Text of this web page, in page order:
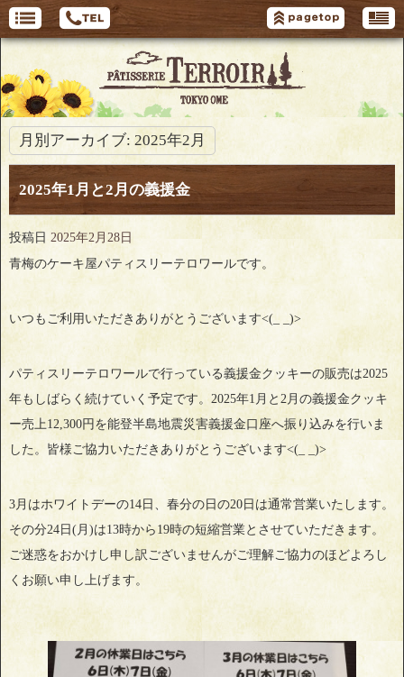
月別アーカイブ: 2025年2月
2025年1月と2月の義援金
投稿日 2025年2月28日
青梅のケーキ屋パティスリーテロワールです。
いつもご利用いただきありがとうございます<(_ _)>
パティスリーテロワールで行っている義援金クッキーの販売は2025
年もしばらく続けていく予定です。2025年1月と2月の義援金クッキ
ー売上12,300円を能登半島地震災害義援金口座へ振り込みを行いま
した。皆様ご協力いただきありがとうございます<(_ _)>
3月はホワイトデーの14日、春分の日の20日は通常営業いたします。
その分24日(月)は13時から19時の短縮営業とさせていただきます。
ご迷惑をおかけし申し訳ございませんがご理解ご協力のほどよろし
くお願い申し上げます。